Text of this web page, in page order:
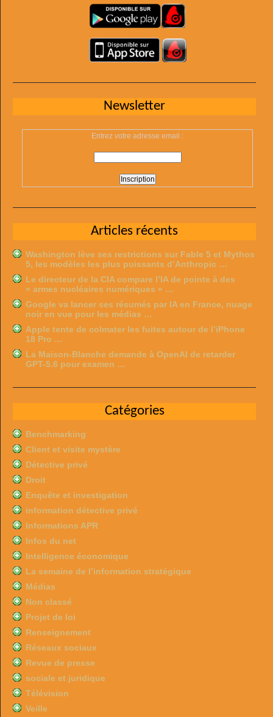
Newsletter
Entrez votre adresse email :
Articles récents
Washington lève ses restrictions sur Fable 5 et Mythos
5, les modèles les plus puissants d’Anthropic …
Le directeur de la CIA compare l’IA de pointe à des
« armes nucléaires numériques » …
Google va lancer ses résumés par IA en France, nuage
noir en vue pour les médias …
Apple tente de colmater les fuites autour de l’iPhone
18 Pro …
La Maison-Blanche demande à OpenAI de retarder
GPT-5.6 pour examen …
Catégories
Benchmarking
Client et visite mystère
Détective privé
Droit
Enquête et investigation
information détective privé
Informations APR
Infos du net
Intelligence économique
La semaine de l’information stratégique
Médias
Non classé
Projet de loi
Renseignement
Réseaux sociaux
Revue de presse
sociale et juridique
Télévision
Veille